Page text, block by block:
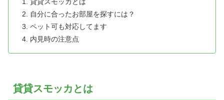
貸貸スモッカとは
自分に合ったお部屋を探すには？
ペット可も対応してます
内見時の注意点
貸貸スモッカとは